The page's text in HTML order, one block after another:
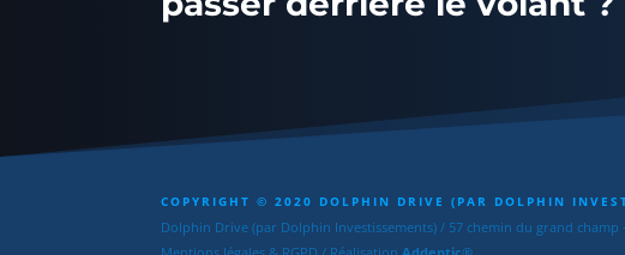
COPYRIGHT © 2020 DOLPHIN DRIVE (PAR DOLPHIN
Dolphin Drive (par Dolphin Investissements) / 57 chemin du grand champ